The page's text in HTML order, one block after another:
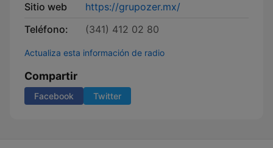
Sitio web
https://grupozer.mx/
Teléfono:
(341) 412 02 80
Actualiza esta información de radio
Compartir
Facebook Twitter